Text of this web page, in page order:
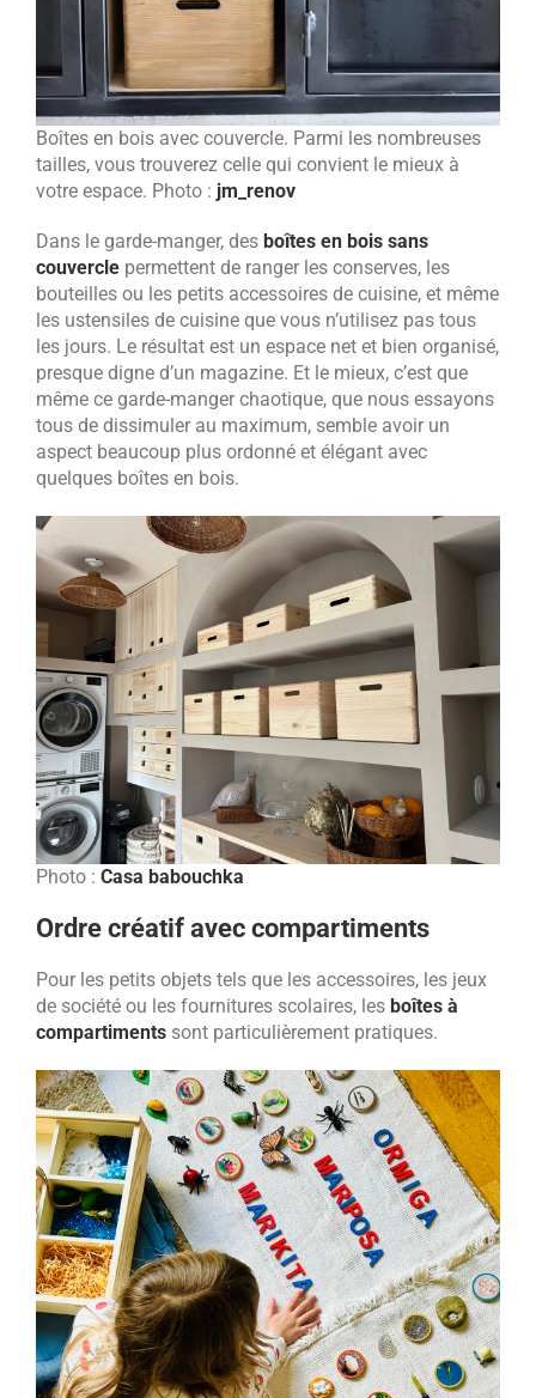
Boîtes en bois avec couvercle. Parmi les nombreuses
tailles, vous trouverez celle qui convient le mieux à
votre espace. Photo : jm_renov
Dans le garde-manger, des boîtes en bois sans
couvercle permettent de ranger les conserves, les
bouteilles ou les petits accessoires de cuisine, et même
les ustensiles de cuisine que vous n’utilisez pas tous
les jours. Le résultat est un espace net et bien organisé,
presque digne d’un magazine. Et le mieux, c’est que
même ce garde-manger chaotique, que nous essayons
tous de dissimuler au maximum, semble avoir un
aspect beaucoup plus ordonné et élégant avec
quelques boîtes en bois.
Photo : Casa babouchka
Ordre créatif avec compartiments
Pour les petits objets tels que les accessoires, les jeux
de société ou les fournitures scolaires, les boîtes à
compartiments sont particulièrement pratiques.